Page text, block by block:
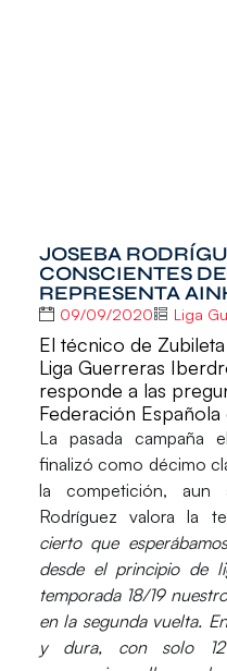
JOSEBA
CONSCIENTES
REPRESENTA
09/09/2020 Liga
El técnico de
Liga Guerreras
responde a las
Federación
La pasada campaña
finalizó como décimo
la competición,
Rodríguezvalora la
cierto que
desde el principio de
temporada 18/19
en la segunda vuelta.
y dura, con solo